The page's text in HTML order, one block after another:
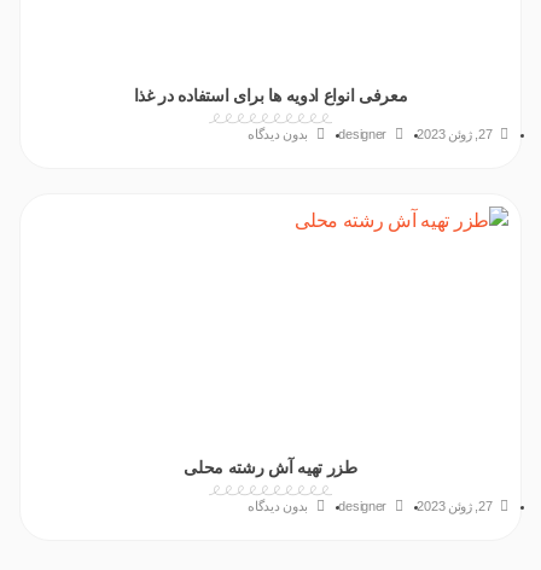
معرفی انواع ادویه ها برای استفاده در غذا
27, ژوئن 2023 designer بدون دیدگاه
طزر تهیه آش رشته محلی
27, ژوئن 2023 designer بدون دیدگاه